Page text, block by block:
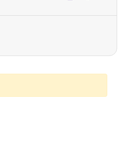
04/25/2026
04/17/2026